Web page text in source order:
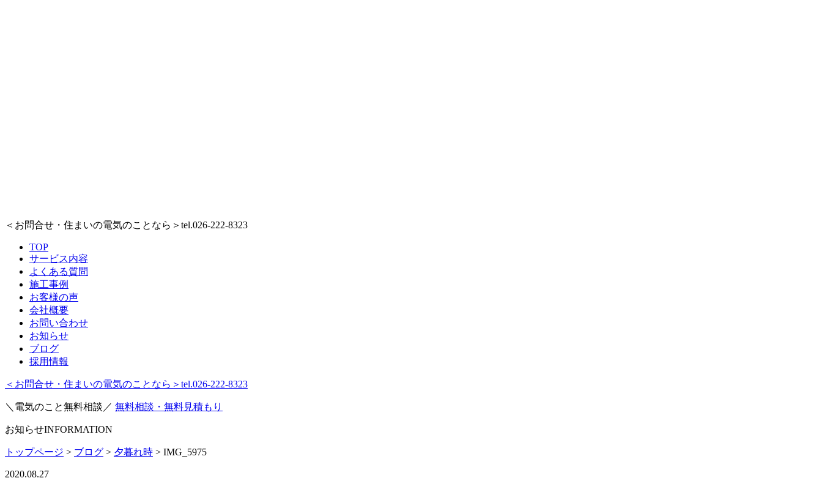
＜お問合せ・住まいの電気のことなら＞ tel.026-222-8323
TOP
サービス内容
よくある質問
施工事例
お客様の声
会社概要
お問い合わせ
お知らせ
ブログ
採用情報
＜お問合せ・住まいの電気のことなら＞ tel.026-222-8323
＼電気のこと無料相談／ 無料相談・無料見積もり
お知らせINFORMATION
トップページ > ブログ > 夕暮れ時 > IMG_5975
2020.08.27